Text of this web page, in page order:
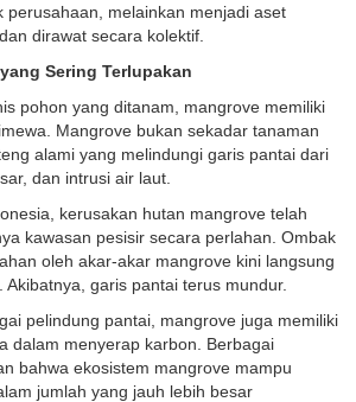
perusahaan, melainkan menjadi aset
dirawat secara kolektif.
Sering Terlupakan
pohon yang ditanam, mangrove memiliki
Mangrove bukan sekadar tanaman
alami yang melindungi garis pantai dari
dan intrusi air laut.
kerusakan hutan mangrove telah
kawasan pesisir secara perlahan. Ombak
oleh akar-akar mangrove kini langsung
garis pantai terus mundur.
pelindung pantai, mangrove juga memiliki
dalam menyerap karbon. Berbagai
bahwa ekosistem mangrove mampu
jumlah yang jauh lebih besar